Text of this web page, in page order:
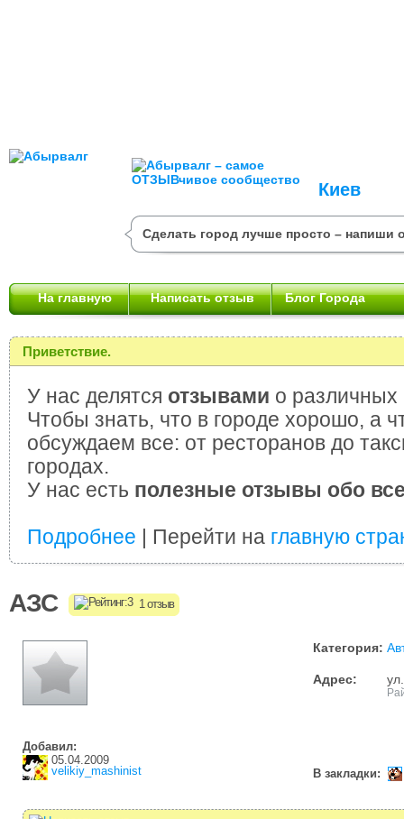
Киев
Сделать город лучше просто – напиши
На главную Написать отзыв Блог Города
Приветствие.
У нас делятся отзывами о различных
Чтобы знать, что в городе хорошо, а
обсуждаем все: от ресторанов до
городах.
У нас есть полезные отзывы обо
Подробнее | Перейти на главную
АЗС 1 отзыв
Категория:
Адрес:
Добавил:
05.04.2009
velikiy_mashinist
В закладки: